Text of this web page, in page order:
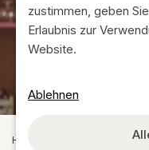
Home
zustimmen, geben
Erlaubnis zur
Website.
Ablehnen